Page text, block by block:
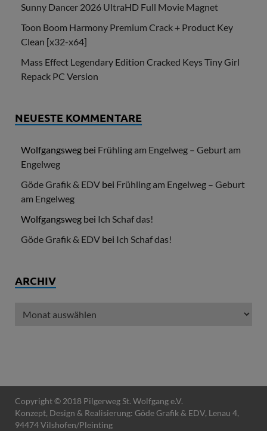
Sunny Dancer 2026 UltraHD Full Movie Magnet
Toon Boom Harmony Premium Crack + Product Key
Clean [x32-x64]
Mass Effect Legendary Edition Cracked Keys Tiny Girl
Repack PC Version
NEUESTE KOMMENTARE
Wolfgangsweg bei Frühling am Engelweg – Geburt am
Engelweg
Göde Grafik & EDV bei Frühling am Engelweg – Geburt
am Engelweg
Wolfgangsweg bei Ich Schaf das!
Göde Grafik & EDV bei Ich Schaf das!
ARCHIV
Copyright © 2018 Pilgerweg St. Wolfgang e.V.
Konzept, Design & Realisierung: Göde Grafik & EDV, Lenau 4,
94474 Vilshofen/Pleinting